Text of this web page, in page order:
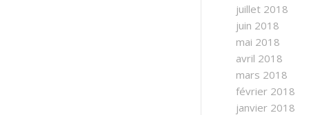
juillet 2018
juin 2018
mai 2018
avril 2018
mars 2018
février 2018
janvier 2018